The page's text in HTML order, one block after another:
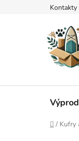
Kontakty
Domů
/ Kufry